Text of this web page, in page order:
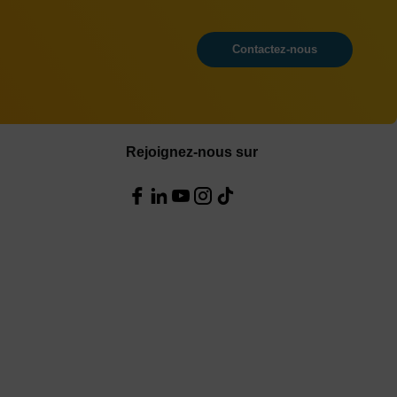
Contactez-nous
Rejoignez-nous sur